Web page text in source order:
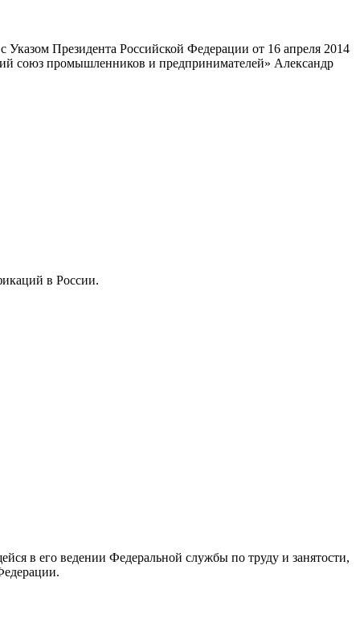
Президента Российской Федерации от 16 апреля 2014
союз промышленников и предпринимателей» Александр
в России.
в его ведении Федеральной службы по труду и занятости,